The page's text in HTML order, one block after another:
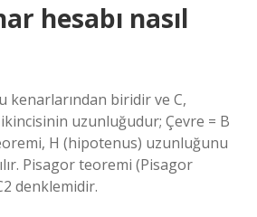
hesabı nasıl
kenarlarından biridir ve C,
uzunluğudur; Çevre = B
H (hipotenus) uzunluğunu
Pisagor teoremi (Pisagor
denklemidir.